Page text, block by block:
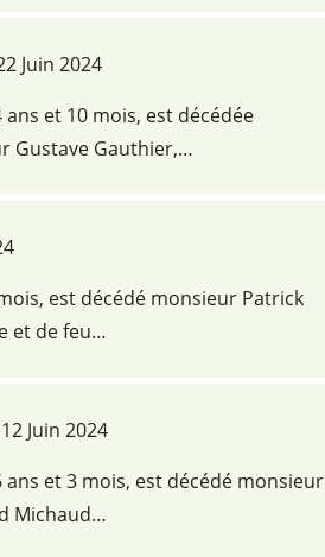
Juin 2024
ans et 10 mois, est décédée
Gustave Gauthier,…
est décédé monsieur Patrick
et de feu…
Juin 2024
ans et 3 mois, est décédé monsieur
Michaud…